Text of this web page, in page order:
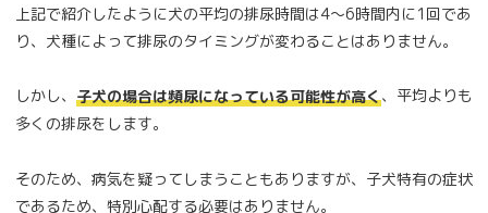
上記で紹介したように犬の平均の排尿時間は4～6時間内に1回であ
り、犬種によって排尿のタイミングが変わることはありません。
しかし、 子犬の場合は頻尿になっている可能性が高く、平均よりも
多くの排尿をします。
そのため、病気を疑ってしまうこともありますが、子犬特有の症状
であるため、特別心配する必要はありません。